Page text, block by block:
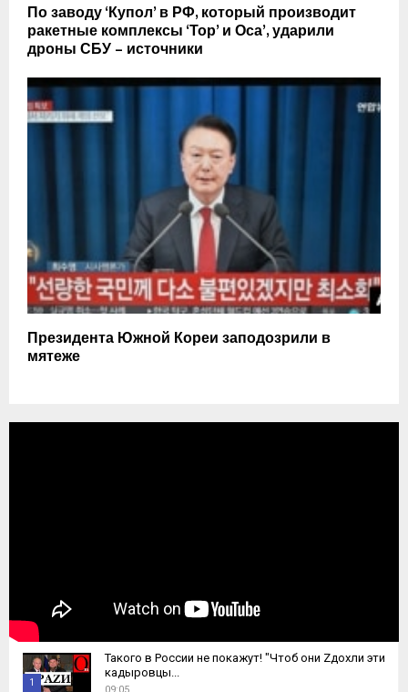
По заводу ‘Купол’ в РФ, который производит
ракетные комплексы ‘Тор’ и Оса’, ударили
дроны СБУ – источники
Президента Южной Кореи заподозрили в
мятеже
1
Такого в России не покажут! "Чтоб они Zдохли эти
кадыровцы...